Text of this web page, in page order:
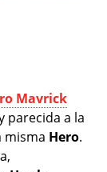
Mavrick
parecida a la
misma Hero.